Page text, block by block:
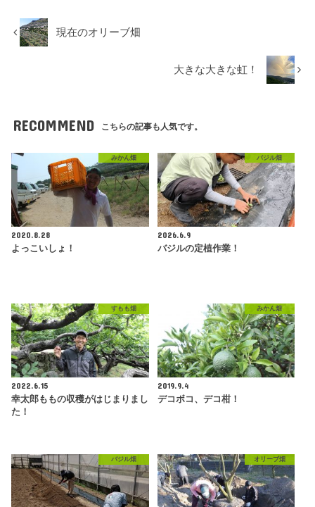
現在のオリーブ畑
大きな大きな虹！
RECOMMEND こちらの記事も人気です。
みかん畑
2020.8.28
よっこいしょ！
バジル畑
2026.6.9
バジルの定植作業！
すもも畑
2022.6.15
幸太郎ももの収穫がはじまりまし
た！
みかん畑
2019.9.4
デコボコ、デコ柑！
バジル畑 オリーブ畑